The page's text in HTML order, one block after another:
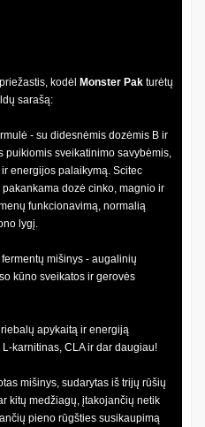
kodėl Monster Pak turėtų
sarašą:
- su didesnėmis dozėmis B ir
puikiomis sveikatinimo savybėmis,
energijos palaikymą. Scitec
dozė cinko, magnio ir
funkcionavimą, normalią
lygį.
mišinys - augalinių
kūno sveikatos ir gerovės
apykaitą ir energiją
karnitinas, CLA ir dar daugiau!
mišinys, sudarytas iš trijų rūšių
kitų medžiagų, įtakojančių netik
pieno rūgšties susikaupimą